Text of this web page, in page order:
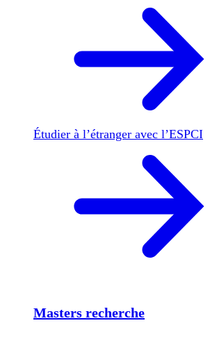
Étudier à l’étranger avec l’ESPCI
Masters recherche